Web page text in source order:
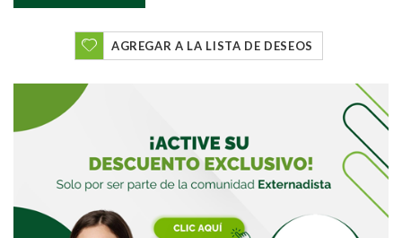
Buscar
AGREGAR A LA LISTA DE DESEOS